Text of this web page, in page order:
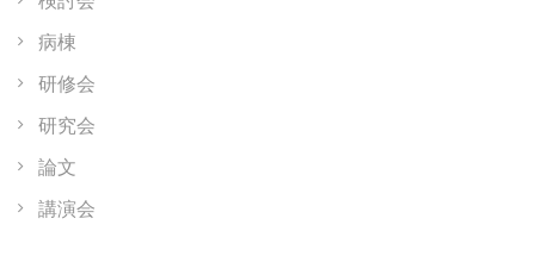
病棟
研修会
研究会
論文
講演会